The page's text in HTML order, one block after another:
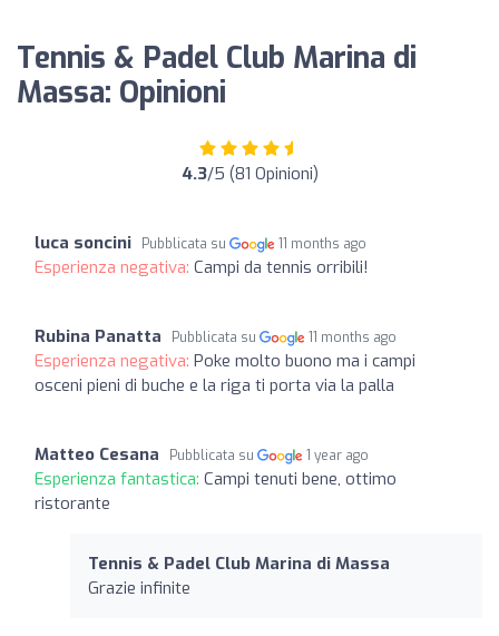
Tennis & Padel Club Marina di
Massa: Opinioni
4.3/5 (81 Opinioni)
luca soncini Pubblicata su 11 months ago
Esperienza negativa: Campi da tennis orribili!
Rubina Panatta Pubblicata su 11 months ago
Esperienza negativa: Poke molto buono ma i campi
osceni pieni di buche e la riga ti porta via la palla
Matteo Cesana Pubblicata su 1 year ago
Esperienza fantastica: Campi tenuti bene, ottimo
ristorante
Tennis & Padel Club Marina di Massa
Grazie infinite